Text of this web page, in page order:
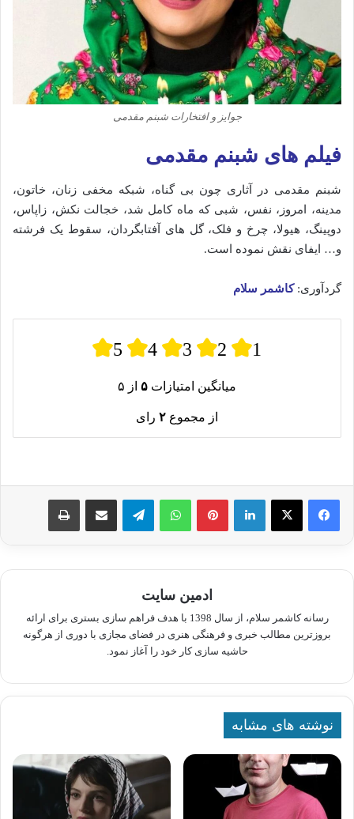
جوایز و افتخارات شبنم مقدمی
فیلم های شبنم مقدمی
شبنم مقدمی در آثاری چون بی گناه، شبکه مخفی زنان، خاتون،
مدینه، امروز، نفس، شبی که ماه کامل شد، خجالت نکش، زاپاس،
دوپینگ، هیولا، چرخ و فلک، گل های آفتابگردان، سقوط یک فرشته
و… ایفای نقش نموده است.
گردآوری:کاشمر سلام
5 4 3 2 1
میانگین امتیازات ۵ از ۵
از مجموع ۲ رای
لینکدین پینترستواتس آپ تلگرام اشتراک گذاری از طریق ایمیل چاپ
ادمین سایت
رسانه کاشمر سلام، از سال 1398 با هدف فراهم سازی بستری برای ارائه
بروزترین مطالب خبری و فرهنگی هنری در فضای مجازی با دوری از هرگونه
حاشیه سازی کار خود را آغاز نمود.
نوشته های مشابه